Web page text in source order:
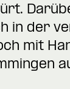
in der
mit